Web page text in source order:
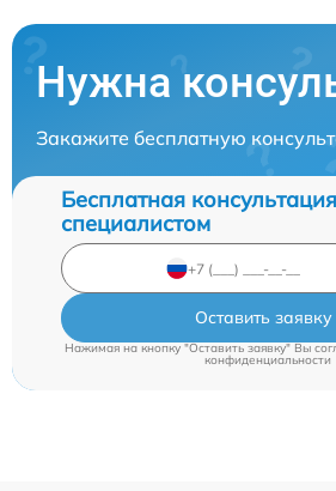
Нужна
Закажите бесплатную
Бесплатная
специалистом
Оставить заявку
Нажимая на кнопку "Оставить заявку" Вы
конфиденциальности